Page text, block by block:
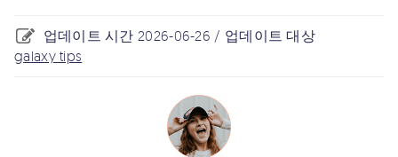
업데이트 시간 2026-06-26 / 업데이트 대상
galaxy tips